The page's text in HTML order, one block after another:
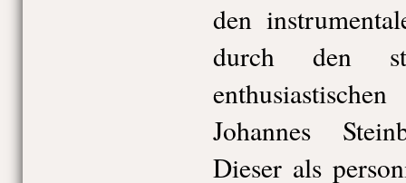
den
durch den
Johannes
Dieser als